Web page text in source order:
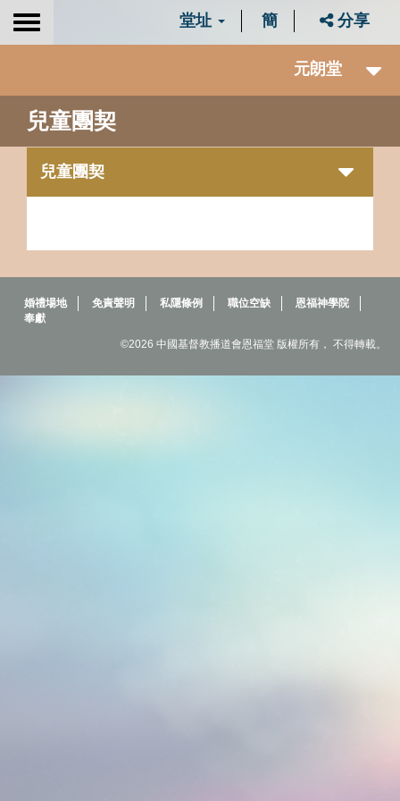
Toggle
堂址 簡 分享
元朗堂
兒童團契
兒童團契
婚禮場地 免責聲明 私隱條例 職位空缺
恩福神學院
奉獻
©2026 中國基督教播道會恩福堂 版權所有， 不得轉載。